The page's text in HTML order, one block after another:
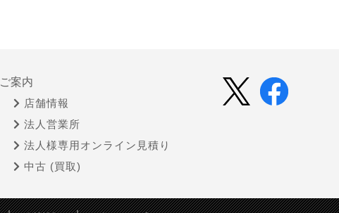
ご案内
店舗情報
法人営業所
法人様専用オンライン見積り
中古 (買取)